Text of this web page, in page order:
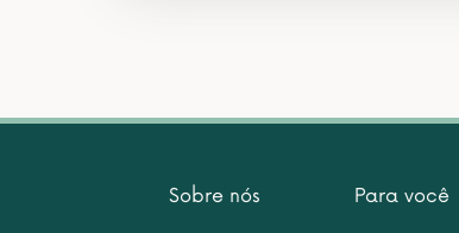
Sobre nós Para você